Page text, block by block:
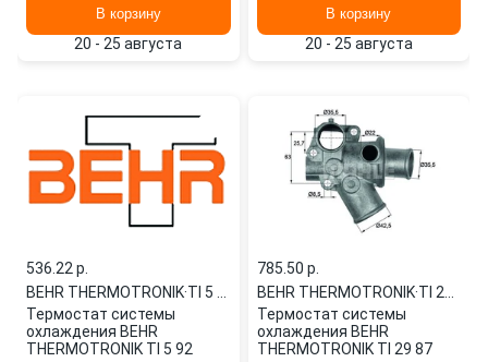
В корзину
20 - 25 августа
В корзину
20 - 25 августа
536.22 p.
BEHR THERMOTRONIK·
Термостат системы
охлаждения BEHR
THERMOTRONIK TI 5 92
785.50 p.
BEHR THERMOTRONIK·
Термостат системы
охлаждения BEHR
THERMOTRONIK TI 29 87